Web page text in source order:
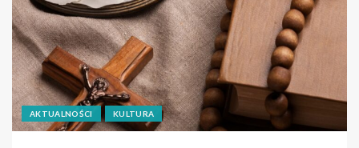
AKTUALNOŚCI KULTURA